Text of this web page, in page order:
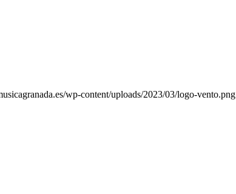
wp-content/uploads/2023/03/logo-vento.png